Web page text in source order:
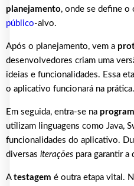
planejamento, onde se define
público-alvo.
Após o planejamento, vem a
desenvolvedores criam uma
ideias e funcionalidades. Essa
o aplicativo funcionará na prática.
Em seguida, entra-se na
utilizam linguagens como Java,
funcionalidades do aplicativo.
diversas iterações para garantir a
A testagem é outra etapa vital.